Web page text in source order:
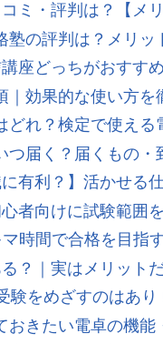
ミ・評判は？【メ
塾の評判は？メリッ
講座どっちがおすす
効果的な使い方を
どれ？検定で使える
つ届く？届くもの
に有利？】活かせる
者向けに試験範囲
マ時間で合格を目指
？｜実はメリット
験をめざすのはあ
おきたい電卓の機